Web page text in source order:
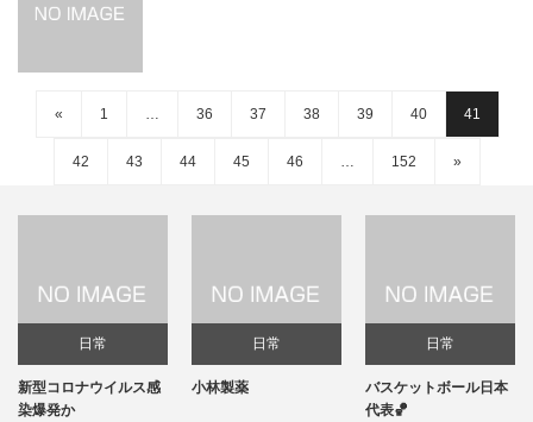
« 1 36 37 38 39 40 41
42 43 44 45 46 152 »
日常
新型コロナウイルス感
染爆発か
日常
小林製薬
日常
バスケットボール日本
代表🏀